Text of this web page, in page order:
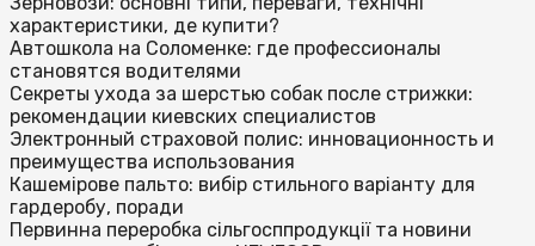
характеристики, де купити?
Автошкола на Соломенке: где профессионалы
становятся водителями
Секреты ухода за шерстью собак после стрижки:
рекомендации киевских специалистов
Электронный страховой полис: инновационность и
преимущества использования
Кашемірове пальто: вибір стильного варіанту для
гардеробу, поради
Первинна переробка сільгосппродукції та новини